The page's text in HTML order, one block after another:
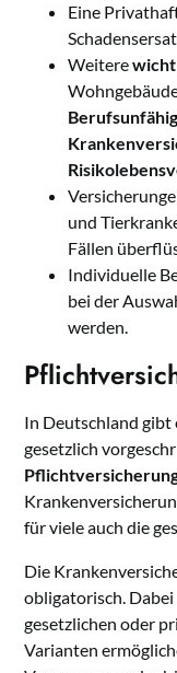
Eine
Weitere
und
Fällen
Individuelle
bei der
werden.
In Deutschland gibt
gesetzlich
für viele auch die
Die
obligatorisch.
gesetzlichen oder
Varianten